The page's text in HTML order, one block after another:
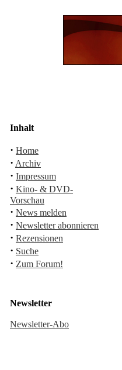
Inhalt
· Home
· Archiv
· Impressum
· Kino- & DVD-
Vorschau
· News melden
· Newsletter abonnieren
· Rezensionen
· Suche
· Zum Forum!
Newsletter
Newsletter-Abo